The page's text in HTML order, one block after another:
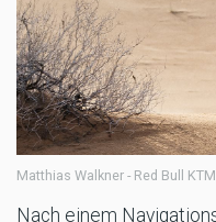
Matthias Walkner - Red Bull
Nach einem